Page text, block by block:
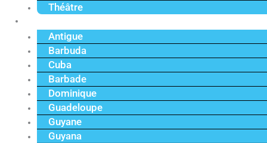
Théâtre
Antigue
Barbuda
Cuba
Barbade
Dominique
Guadeloupe
Guyane
Guyana